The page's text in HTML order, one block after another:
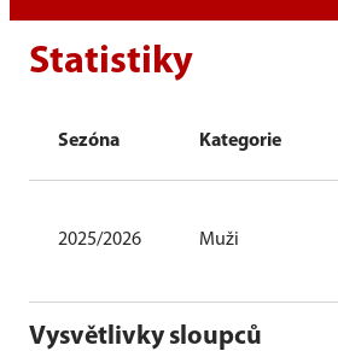
Statistiky
Sezóna Kategorie
2025/2026 Muži
Vysvětlivky sloupců